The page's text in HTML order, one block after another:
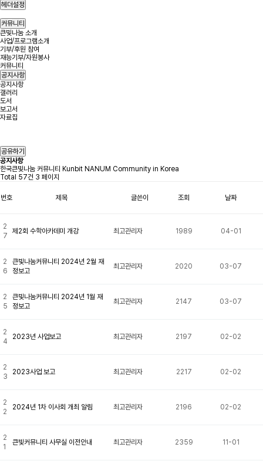
헤더설정
커뮤니티
큰빛나눔 소개
사업/프로그램소개
기부/후원 참여
재능기부/자원봉사
커뮤니티
공지사항
공지사항
갤러리
도서
보고서
자료집
공유하기
공지사항
한국큰빛나눔 커뮤니티 Kunbit NANUM Community in Korea
Total 57건 3 페이지
번호 제목 글쓴이 조회 날짜
2
7
제2회 수학아카데미 개강 최고관리자 1989 04-01
2
6
큰빛나눔커뮤니티 2024년 2월 재
정보고
최고관리자 2020 03-07
2
5
큰빛나눔커뮤니티 2024년 1월 재
정보고
최고관리자 2147 03-07
2
4
2023년 사업보고 최고관리자 2197 02-02
2
3
2023사업 보고 최고관리자 2217 02-02
2
2
2024년 1차 이사회 개최 알림 최고관리자 2196 02-02
2
1
큰빛커뮤니티 사무실 이전안내 최고관리자 2359 11-01